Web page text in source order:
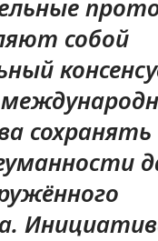
собой
сохранять